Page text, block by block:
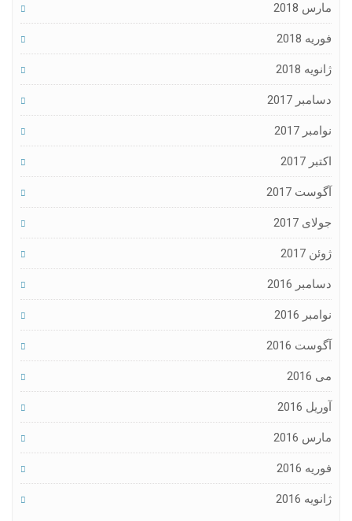
مارس 2018
فوریه 2018
ژانویه 2018
دسامبر 2017
نوامبر 2017
اکتبر 2017
آگوست 2017
جولای 2017
ژوئن 2017
دسامبر 2016
نوامبر 2016
آگوست 2016
می 2016
آوریل 2016
مارس 2016
فوریه 2016
ژانویه 2016